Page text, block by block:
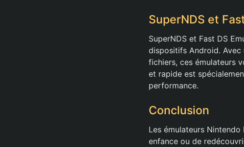
SuperNDS et
SuperNDS et Fast DS
dispositifs Android.
fichiers, ces émulateurs
et rapide est
performance.
Conclusion
Les émulateurs
enfance ou de